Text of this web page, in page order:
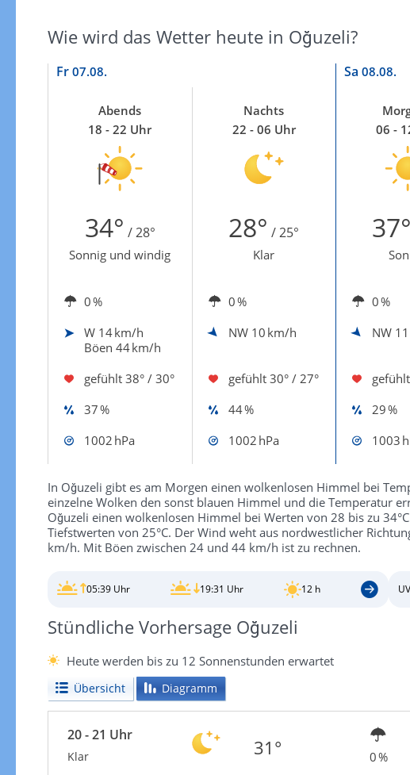
Wie wird das Wetter heute in Oğuzeli?
Fr 07.08. Sa 08.08.
Abends
18 - 22 Uhr
Nachts
22 - 06 Uhr
06 -
34° / 28° 28° / 25° 37°
Sonnig und windig Klar
0 % 0 % 0 %
W 14 km/h
Böen 44 km/h
NW 10 km/h NW
gefühlt 38° / 30° gefühlt 30° / 27° gefühlt
37 %
44 % 29 %
1002 hPa
1002 hPa 1003
In Oğuzeli gibt es am Morgen einen wolkenlosen Himmel bei
einzelne Wolken den sonst blauen Himmel und die Temperatur
Oğuzeli einen wolkenlosen Himmel bei Werten von 28 bis zu
Tiefstwerten von 25°C. Der Wind weht aus nordwestlicher
km/h. Mit Böen zwischen 24 und 44 km/h ist zu rechnen.
05:39 Uhr 19:31 Uhr 12 h
Stündliche Vorhersage Oğuzeli
Heute werden bis zu 12 Sonnenstunden erwartet
Übersicht Diagramm
20 - 21 Uhr
Klar 31° 0 %
Windgeschwindigkeiten in 3h
Zur Windgeschwindigkeitenkarte Zur